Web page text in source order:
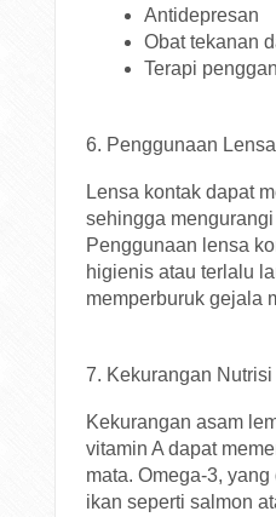
Antidepresan
Obat tekanan
Terapi
6. Penggunaan
Lensa kontak dapat
sehingga
Penggunaan lensa
higienis atau terlalu
memperburuk gejala
7. Kekurangan Nutrisi
Kekurangan asam
vitamin A dapat
mata. Omega-3,
ikan seperti salmon